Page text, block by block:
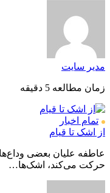
مدیر سایت
زمان مطالعه 5 دقیقه
تمام اخبار
از اشک تا قیام
عاطفه علیان بعضی
حرکت می‌کند، اشک‌ها…